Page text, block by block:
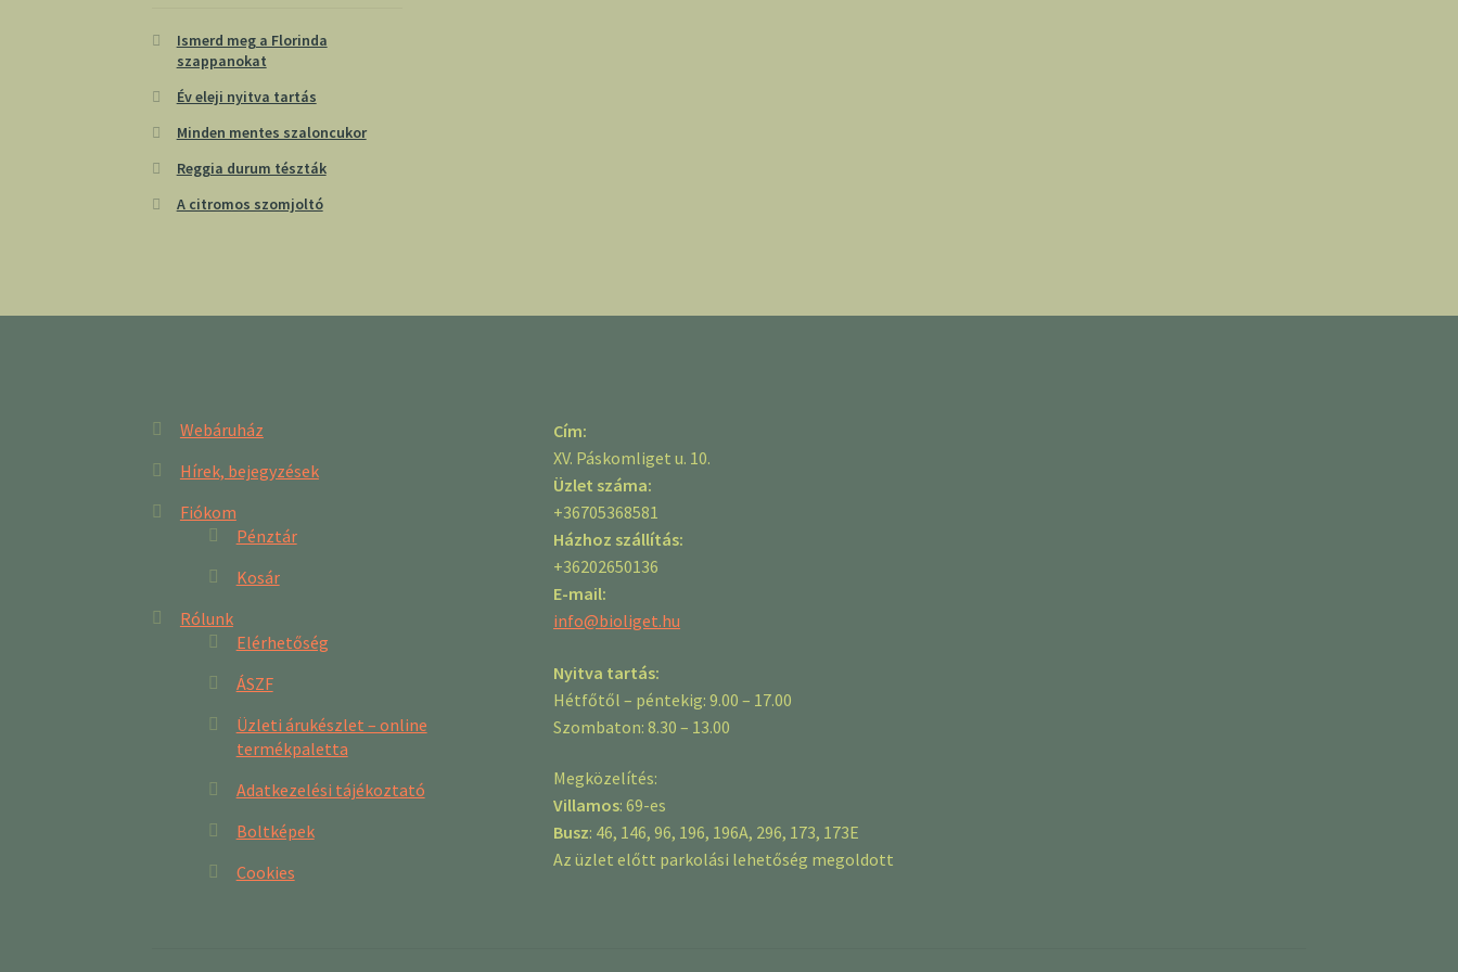
Ismerd meg a Florinda
szappanokat
Év eleji nyitva tartás
Minden mentes szaloncukor
Reggia durum tészták
A citromos szomjoltó
Webáruház
Hírek, bejegyzések
Fiókom
Pénztár
Kosár
Rólunk
Elérhetőség
ÁSZF
Üzleti árukészlet – online
termékpaletta
Adatkezelési tájékoztató
Boltképek
Cookies
Cím:
XV. Páskomliget u. 10.
Üzlet száma:
+36705368581
Házhoz szállítás:
+36202650136
E-mail:
info@bioliget.hu
Nyitva tartás:
Hétfőtől – péntekig: 9.00 – 17.00
Szombaton: 8.30 – 13.00
Megközelítés:
Villamos: 69-es
Busz: 46, 146, 96, 196, 196A, 296, 173, 173E
Az üzlet előtt parkolási lehetőség megoldott